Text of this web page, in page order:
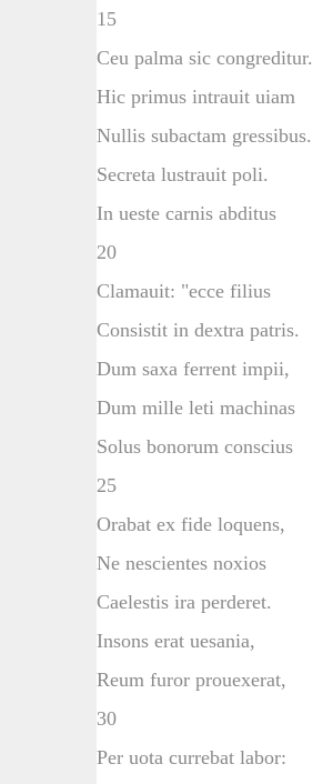
15
Ceu palma sic congreditur.
Hic primus intrauit uiam
Nullis subactam gressibus.
Secreta lustrauit poli.
In ueste carnis abditus
20
Clamauit: "ecce filius
Consistit in dextra patris.
Dum saxa ferrent impii,
Dum mille leti machinas
Solus bonorum conscius
25
Orabat ex fide loquens,
Ne nescientes noxios
Caelestis ira perderet.
Insons erat uesania,
Reum furor prouexerat,
30
Per uota currebat labor: